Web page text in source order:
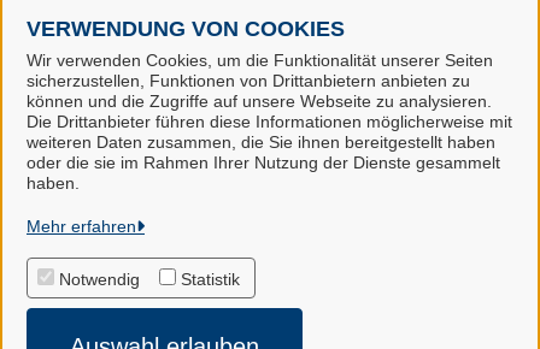
VERWENDUNG VON COOKIES
Wir verwenden Cookies, um die Funktionalität unserer Seiten
sicherzustellen, Funktionen von Drittanbietern anbieten zu
können und die Zugriffe auf unsere Webseite zu analysieren.
Die Drittanbieter führen diese Informationen möglicherweise mit
weiteren Daten zusammen, die Sie ihnen bereitgestellt haben
oder die sie im Rahmen Ihrer Nutzung der Dienste gesammelt
haben.
Mehr erfahren
Notwendig Statistik
Alle Dienstleistungen
Samtgemeinde Hollenstedt
Alle Rechte vorbehalten